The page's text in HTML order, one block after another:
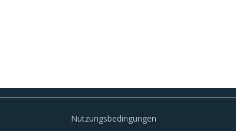
Nutzungsbedingungen